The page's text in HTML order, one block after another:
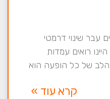
עבר שינוי דרמטי
רואים עמדות
הלב של כל הופעה הוא
קרא עוד »